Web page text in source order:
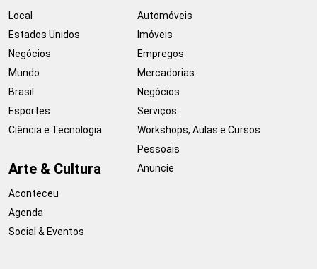
Local
Estados Unidos
Negócios
Mundo
Brasil
Esportes
Ciência e Tecnologia
Arte & Cultura
Aconteceu
Agenda
Social & Eventos
Automóveis
Imóveis
Empregos
Mercadorias
Negócios
Serviços
Workshops, Aulas e Cursos
Pessoais
Anuncie